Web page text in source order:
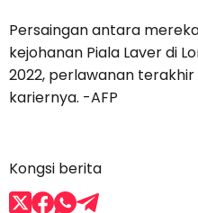
Persaingan antara
kejohanan Piala Laver di
2022, perlawanan
kariernya. -AFP
Kongsi berita